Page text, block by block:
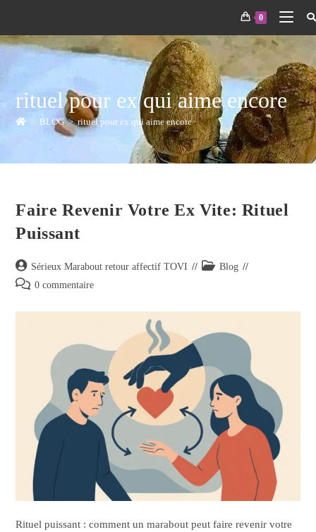
0
rituel pour ex qui aime encore
> BLOG > rituel pour ex qui aime encore
Faire Revenir Votre Ex Vite: Rituel
Puissant
Sérieux Marabout retour affectif TOVI
Blog
0 commentaire
Rituel puissant : comment un marabout peut faire revenir votre